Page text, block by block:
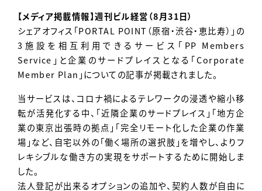
【メディア掲載情報】週刊ビル経営（8月31日）
シェアオフィス「PORTAL POINT（原宿・渋谷・恵比寿）」の
3施設を相互利用できるサービス「PP Members
Service」と企業のサードプレイスとなる「Corporate
Member Plan」についての記事が掲載されました。
当サービスは、コロナ禍によるテレワークの浸透や縮小移
転が活発化する中、「近隣企業のサードプレイス」「地方企
業の東京出張時の拠点」「完全リモート化した企業の作業
場」など、自宅以外の「働く場所の選択肢」を増やし、よりフ
レキシブルな働き方の実現をサポートするために開始しま
した。
法人登記が出来るオプションの追加や、契約人数が自由に